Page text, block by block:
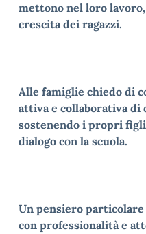
mettono nel loro
crescita dei ragazzi.
Alle famiglie chiedo di
attiva e collaborativa di
sostenendo i propri
dialogo con la scuola.
Un pensiero particolare
con professionalità e